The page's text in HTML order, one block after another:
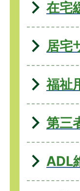
在宅
居宅
福祉
第三
ADL